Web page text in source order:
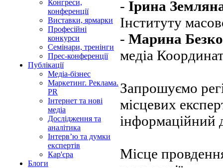
Конгреси,
конференції
Виставки, ярмарки
Професійні
конкурси
Семінари, тренінги
Прес-конференції
Публікації
Медіа-бізнес
Маркетинг. Реклама.
PR
Інтернет та нові
медіа
Дослідження та
аналітика
Інтерв’ю та думки
експертів
Кар'єра
Блоги
- Ірина
Інституту
- Марина
медіа
Запрошуємо
місцевих
інформаційний
Місце